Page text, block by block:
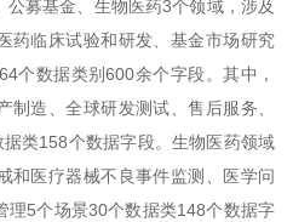
募基金、生物医药3个领域，涉及
药临床试验和研发、基金市场研究
个数据类别600余个字段。其中，
制造、全球研发测试、售后服务、
类158个数据字段。生物医药领域
和医疗器械不良事件监测、医学问
理5个场景30个数据类148个数据字